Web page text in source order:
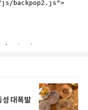
대폭발